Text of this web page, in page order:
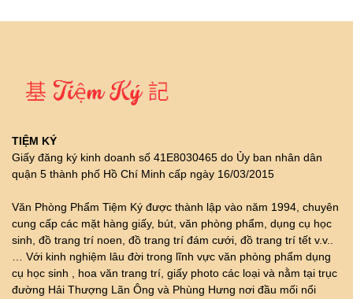
TIỆM KÝ
Giấy đăng ký kinh doanh số 41E8030465 do Ủy ban nhân dân
quận 5 thành phố Hồ Chí Minh cấp ngày 16/03/2015
Văn Phòng Phẩm Tiệm Ký được thành lập vào năm 1994, chuyên
cung cấp các mặt hàng giấy, bút, văn phòng phẩm, dụng cụ học
sinh, đồ trang trí noen, đồ trang trí đám cưới, đồ trang trí tết v.v..
… Với kinh nghiệm lâu đời trong lĩnh vực văn phòng phẩm dụng
cụ học sinh , hoa văn trang trí, giấy photo các loại và nằm tại trục
đường Hải Thượng Lãn Ông và Phùng Hưng nơi đầu mối nổi